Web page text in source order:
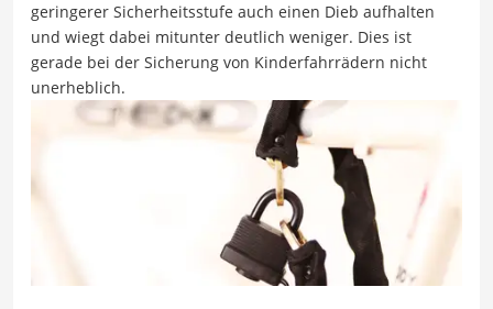
geringerer Sicherheitsstufe auch einen Dieb aufhalten
und wiegt dabei mitunter deutlich weniger. Dies ist
gerade bei der Sicherung von Kinderfahrrädern nicht
unerheblich.